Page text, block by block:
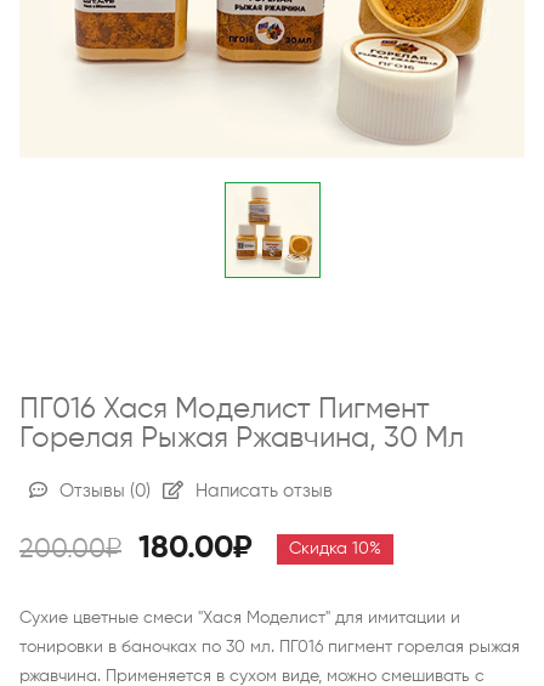
ПГ016 Хася Моделист Пигмент
Горелая Рыжая Ржавчина, 30 Мл
Отзывы (0) Написать отзыв
200.00₽ 180.00₽ Скидка 10%
Сухие цветные смеси "Хася Моделист" для имитации и
тонировки в баночках по 30 мл. ПГ016 пигмент горелая рыжая
ржавчина. Применяется в сухом виде, можно смешивать с